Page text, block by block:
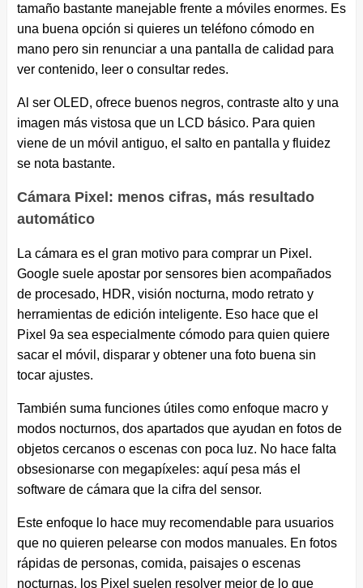
tamaño bastante manejable frente a móviles enormes. Es
una buena opción si quieres un teléfono cómodo en
mano pero sin renunciar a una pantalla de calidad para
ver contenido, leer o consultar redes.
Al ser OLED, ofrece buenos negros, contraste alto y una
imagen más vistosa que un LCD básico. Para quien
viene de un móvil antiguo, el salto en pantalla y fluidez
se nota bastante.
Cámara Pixel: menos cifras, más resultado
automático
La cámara es el gran motivo para comprar un Pixel.
Google suele apostar por sensores bien acompañados
de procesado, HDR, visión nocturna, modo retrato y
herramientas de edición inteligente. Eso hace que el
Pixel 9a sea especialmente cómodo para quien quiere
sacar el móvil, disparar y obtener una foto buena sin
tocar ajustes.
También suma funciones útiles como enfoque macro y
modos nocturnos, dos apartados que ayudan en fotos de
objetos cercanos o escenas con poca luz. No hace falta
obsesionarse con megapíxeles: aquí pesa más el
software de cámara que la cifra del sensor.
Este enfoque lo hace muy recomendable para usuarios
que no quieren pelearse con modos manuales. En fotos
rápidas de personas, comida, paisajes o escenas
nocturnas, los Pixel suelen resolver mejor de lo que